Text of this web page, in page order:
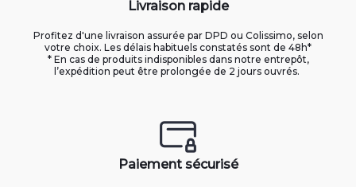
Livraison rapide
Profitez d'une livraison assurée par DPD ou Colissimo, selon
votre choix. Les délais habituels constatés sont de 48h*
* En cas de produits indisponibles dans notre entrepôt,
l’expédition peut être prolongée de 2 jours ouvrés.
Paiement sécurisé